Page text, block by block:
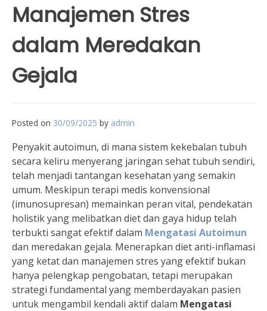
Manajemen Stres
dalam Meredakan
Gejala
Posted on 30/09/2025 by admin
Penyakit autoimun, di mana sistem kekebalan tubuh
secara keliru menyerang jaringan sehat tubuh sendiri,
telah menjadi tantangan kesehatan yang semakin
umum. Meskipun terapi medis konvensional
(imunosupresan) memainkan peran vital, pendekatan
holistik yang melibatkan diet dan gaya hidup telah
terbukti sangat efektif dalam Mengatasi Autoimun
dan meredakan gejala. Menerapkan diet anti-inflamasi
yang ketat dan manajemen stres yang efektif bukan
hanya pelengkap pengobatan, tetapi merupakan
strategi fundamental yang memberdayakan pasien
untuk mengambil kendali aktif dalam Mengatasi